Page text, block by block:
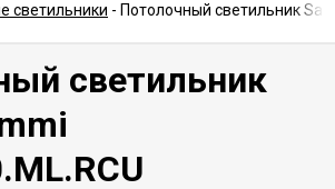
светильники - Потолочный светильник
светильник